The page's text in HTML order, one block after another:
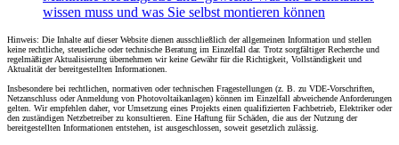
wissen muss und was Sie selbst montieren können
Hinweis: Die Inhalte auf dieser Website dienen ausschließlich der allgemeinen Information und stellen
keine rechtliche, steuerliche oder technische Beratung im Einzelfall dar. Trotz sorgfältiger Recherche und
regelmäßiger Aktualisierung übernehmen wir keine Gewähr für die Richtigkeit, Vollständigkeit und
Aktualität der bereitgestellten Informationen.
Insbesondere bei rechtlichen, normativen oder technischen Fragestellungen (z. B. zu VDE-Vorschriften,
Netzanschluss oder Anmeldung von Photovoltaikanlagen) können im Einzelfall abweichende Anforderungen
gelten. Wir empfehlen daher, vor Umsetzung eines Projekts einen qualifizierten Fachbetrieb, Elektriker oder
den zuständigen Netzbetreiber zu konsultieren. Eine Haftung für Schäden, die aus der Nutzung der
bereitgestellten Informationen entstehen, ist ausgeschlossen, soweit gesetzlich zulässig.